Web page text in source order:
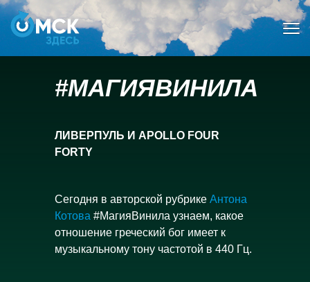
ЛИВЕРПУЛЬ И APOLLO FOUR
FORTY
#МАГИЯВИНИЛА
Сегодня в авторской рубрике Антона
Котова #МагияВинила узнаем, какое
отношение греческий бог имеет к
музыкальному тону частотой в 440 Гц.